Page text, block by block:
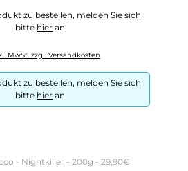
zu bestellen, melden Sie sich
bitte hier an.
MwSt. zzgl. Versandkosten
zu bestellen, melden Sie sich
bitte hier an.